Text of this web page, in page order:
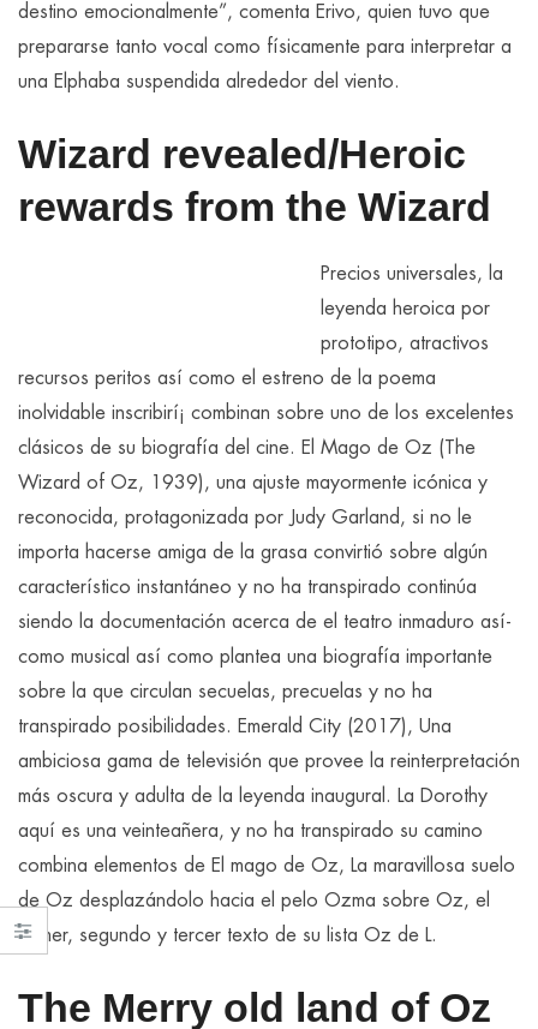
destino emocionalmente”, comenta Erivo, quien tuvo que
prepararse tanto vocal como físicamente para interpretar a
una Elphaba suspendida alrededor del viento.
Wizard revealed/Heroic
rewards from the Wizard
Precios universales, la
leyenda heroica por
prototipo, atractivos
recursos peritos así­ como el estreno de la poema
inolvidable inscribirí¡ combinan sobre uno de los excelentes
clásicos de su biografía del cine. El Mago de Oz (The
Wizard of Oz, 1939), una ajuste mayormente icónica y
reconocida, protagonizada por Judy Garland, si no le
importa hacerse amiga de la grasa convirtió sobre algún
característico instantáneo y no ha transpirado continúa
siendo la documentación acerca de el teatro inmaduro así­
como musical así­ como plantea una biografía importante
sobre la que circulan secuelas, precuelas y no ha
transpirado posibilidades. Emerald City (2017), Una
ambiciosa gama de televisión que provee la reinterpretación
más oscura y adulta de la leyenda inaugural. La Dorothy
aquí es una veinteañera, y no ha transpirado su camino
combina elementos de El mago de Oz, La maravillosa suelo
de Oz desplazándolo hacia el pelo Ozma sobre Oz, el
primer, segundo y tercer texto de su lista Oz de L.
The Merry old land of Oz